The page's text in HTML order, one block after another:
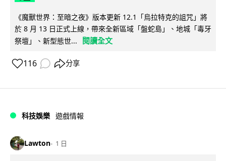
《魔獸世界：至暗之夜》版本更新 12.1「烏拉特克的詛咒」將
於 8 月 13 日正式上線，帶來全新區域「盤蛇島」、地城「毒牙
祭壇」、新型態世...
閱讀全文
116 分享
科技娛樂 遊戲情報
Lawton 1 日